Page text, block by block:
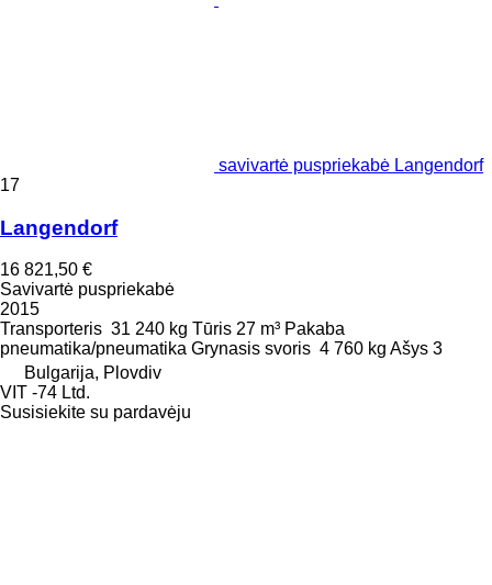
savivartė puspriekabė Langendorf
17
Langendorf
16 821,50 €
Savivartė puspriekabė
2015
Transporteris 31 240 kg Tūris 27 m³ Pakaba
pneumatika/pneumatika Grynasis svoris 4 760 kg Ašys 3
Bulgarija, Plovdiv
VIT -74 Ltd.
Susisiekite su pardavėju